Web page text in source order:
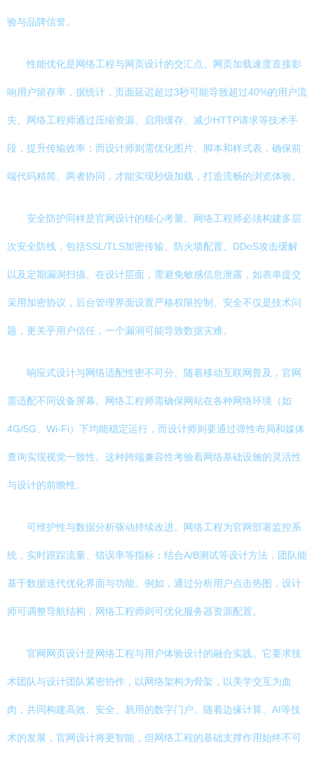
验与品牌信誉。
性能优化是网络工程与网页设计的交汇点。网页加载速度直接影
响用户留存率，据统计，页面延迟超过3秒可能导致超过40%的用户流
失。网络工程师通过压缩资源、启用缓存、减少HTTP请求等技术手
段，提升传输效率；而设计师则需优化图片、脚本和样式表，确保前
端代码精简。两者协同，才能实现秒级加载，打造流畅的浏览体验。
安全防护同样是官网设计的核心考量。网络工程师必须构建多层
次安全防线，包括SSL/TLS加密传输、防火墙配置、DDoS攻击缓解
以及定期漏洞扫描。在设计层面，需避免敏感信息泄露，如表单提交
采用加密协议，后台管理界面设置严格权限控制。安全不仅是技术问
题，更关乎用户信任，一个漏洞可能导致数据灾难。
响应式设计与网络适配性密不可分。随着移动互联网普及，官网
需适配不同设备屏幕。网络工程师需确保网站在各种网络环境（如
4G/5G、Wi-Fi）下均能稳定运行，而设计师则要通过弹性布局和媒体
查询实现视觉一致性。这种跨端兼容性考验着网络基础设施的灵活性
与设计的前瞻性。
可维护性与数据分析驱动持续改进。网络工程为官网部署监控系
统，实时跟踪流量、错误率等指标；结合A/B测试等设计方法，团队能
基于数据迭代优化界面与功能。例如，通过分析用户点击热图，设计
师可调整导航结构，网络工程师则可优化服务器资源配置。
官网网页设计是网络工程与用户体验设计的融合实践。它要求技
术团队与设计团队紧密协作，以网络架构为骨架，以美学交互为血
肉，共同构建高效、安全、易用的数字门户。随着边缘计算、AI等技
术的发展，官网设计将更智能，但网络工程的基础支撑作用始终不可